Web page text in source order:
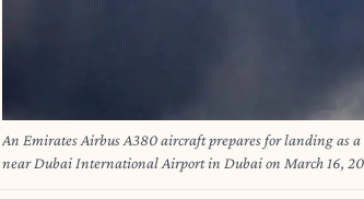
An Emirates Airbus A380 aircraft prepares for landing as
near Dubai International Airport in Dubai on March 16,
Dubai airport on March 16, previously the world's busiest